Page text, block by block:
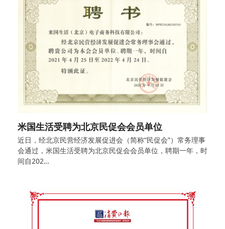
米国生活受聘为北京民促会会员单位
近日，经北京民营经济发展促进会（简称“民促会”）常务理事
会通过，米国生活受聘为北京民促会会员单位，聘期一年，时
间自202…